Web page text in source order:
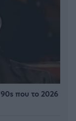
που το 2026